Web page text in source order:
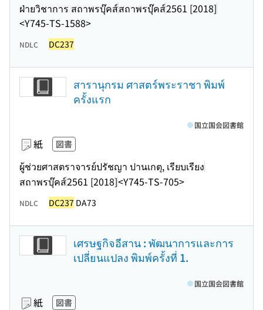
ฝ่ายวิชาการ สถาพรบุ๊คส์สถาพรบุ๊คส์2561 [2018]
<Y745-TS-1588>
NDLC DC237
สารานุกรม ศาสตร์พระราชา พิมพ์
ครั้งแรก
紙 図書
ผู้ช่วยศาสตราจารย์ปรัชญา ปานเกตุ, เรียบเรียง
สถาพรบุ๊คส์2561 [2018]<Y745-TS-705>
国立国会図書館
NDLC DC237 DA73
เศรษฐกิจอีสาน : พัฒนาการและการ
เปลี่ยนแปลง พิมพ์ครั้งที่ 1.
紙 図書
国立国会図書館